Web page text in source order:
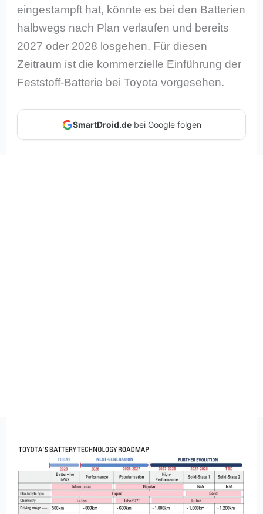
eingestampft hat, könnte es bei den Batterien
halbwegs nach Plan verlaufen und bereits
2027 oder 2028 losgehen. Für diesen
Zeitraum ist die kommerzielle Einführung der
Feststoff-Batterie bei Toyota vorgesehen.
SmartDroid.debei Google folgen